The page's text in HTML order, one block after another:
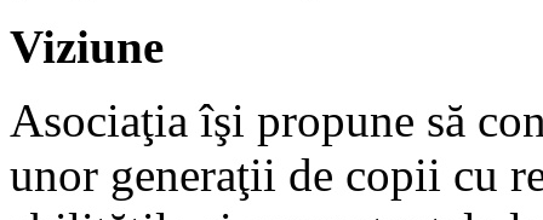
Viziune
Asociaţia îşi propune să
unor generaţii de copii cu